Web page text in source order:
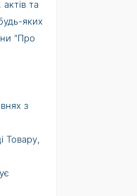
та
яких
"Про
з
Товару,